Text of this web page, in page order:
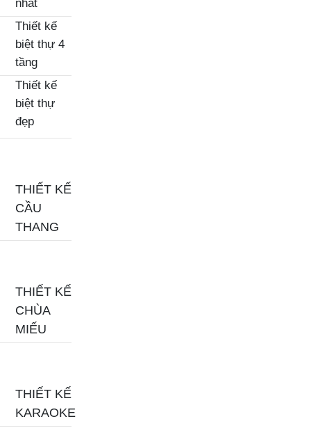
nhất
Thiết kế
biệt thự 4
tầng
Thiết kế
biệt thự
đẹp
THIẾT KẾ
CẦU
THANG
THIẾT KẾ
CHÙA
MIẾU
THIẾT KẾ
KARAOKE